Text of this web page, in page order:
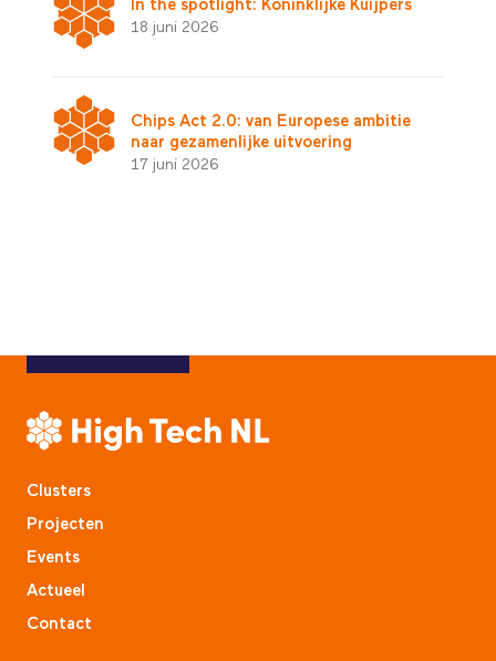
In the spotlight: Koninklijke Kuijpers
18 juni 2026
Chips Act 2.0: van Europese ambitie
naar gezamenlijke uitvoering
17 juni 2026
Clusters
Projecten
Events
Actueel
Contact